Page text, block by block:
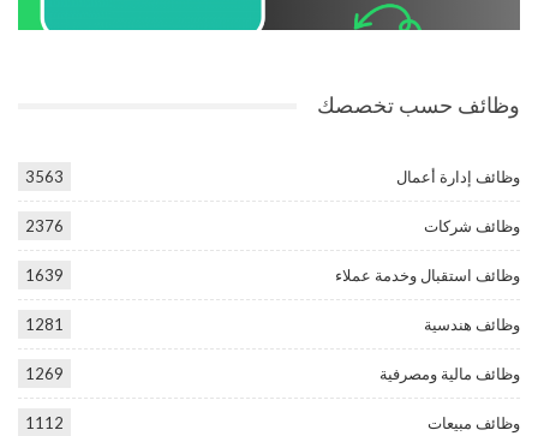
وظائف حسب تخصصك
وظائف إدارة أعمال 3563
وظائف شركات 2376
وظائف استقبال وخدمة عملاء 1639
وظائف هندسية 1281
وظائف مالية ومصرفية 1269
وظائف مبيعات 1112